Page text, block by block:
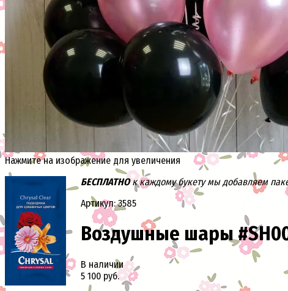
Нажмите на изображение для увеличения
БЕСПЛАТНОк каждому букету мы добавляем
Артикул: 3585
Воздушные шары
В наличии
5 100 руб.